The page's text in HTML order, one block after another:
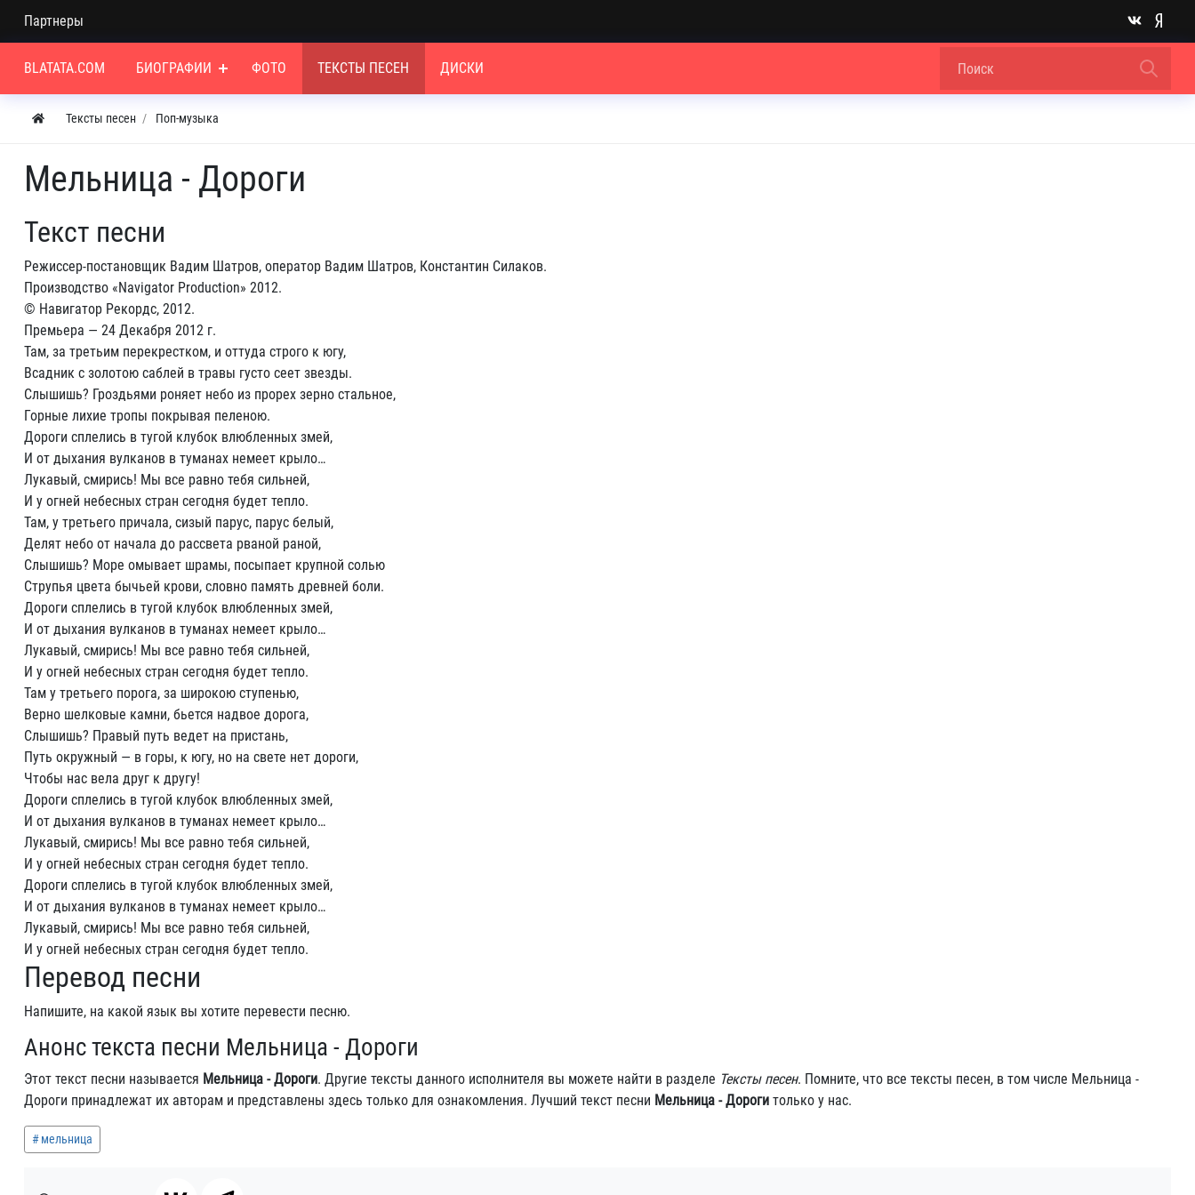
Партнеры
BLATATA.COM БИОГРАФИИ ФОТО ТЕКСТЫ ПЕСЕН ДИСКИ
Тексты песен Поп-музыка
Мельница - Дороги
Текст песни
Режиссер-постановщик Вадим Шатров, оператор Вадим Шатров, Константин Силаков.
Производство «Navigator Production» 2012.
© Навигатор Рекордс, 2012.
Премьера — 24 Декабря 2012 г.
Там, за третьим перекрестком, и оттуда строго к югу,
Всадник с золотою саблей в травы густо сеет звезды.
Слышишь? Гроздьями роняет небо из прорех зерно стальное,
Горные лихие тропы покрывая пеленою.
Дороги сплелись в тугой клубок влюбленных змей,
И от дыхания вулканов в туманах немеет крыло…
Лукавый, смирись! Мы все равно тебя сильней,
И у огней небесных стран сегодня будет тепло.
Там, у третьего причала, сизый парус, парус белый,
Делят небо от начала до рассвета рваной раной,
Слышишь? Море омывает шрамы, посыпает крупной солью
Струпья цвета бычьей крови, словно память древней боли.
Дороги сплелись в тугой клубок влюбленных змей,
И от дыхания вулканов в туманах немеет крыло…
Лукавый, смирись! Мы все равно тебя сильней,
И у огней небесных стран сегодня будет тепло.
Там у третьего порога, за широкою ступенью,
Верно шелковые камни, бьется надвое дорога,
Слышишь? Правый путь ведет на пристань,
Путь окружный — в горы, к югу, но на свете нет дороги,
Чтобы нас вела друг к другу!
Дороги сплелись в тугой клубок влюбленных змей,
И от дыхания вулканов в туманах немеет крыло…
Лукавый, смирись! Мы все равно тебя сильней,
И у огней небесных стран сегодня будет тепло.
Дороги сплелись в тугой клубок влюбленных змей,
И от дыхания вулканов в туманах немеет крыло…
Лукавый, смирись! Мы все равно тебя сильней,
И у огней небесных стран сегодня будет тепло.
Перевод песни
Напишите, на какой язык вы хотите перевести песню.
Анонс текста песни Мельница - Дороги
Этот текст песни называется Мельница - Дороги. Другие тексты данного исполнителя вы можете найти в разделе Тексты песен. Помните, что все тексты песен, в том числе Мельница -
Дороги принадлежат их авторам и представлены здесь только для ознакомления. Лучший текст песни Мельница - Дороги только у нас.
мельница